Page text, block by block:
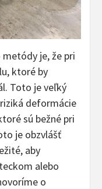
je, že pri
ktoré by
Toto je veľký
deformácie
sú bežné pri
je obzvlášť
aby
alebo
o